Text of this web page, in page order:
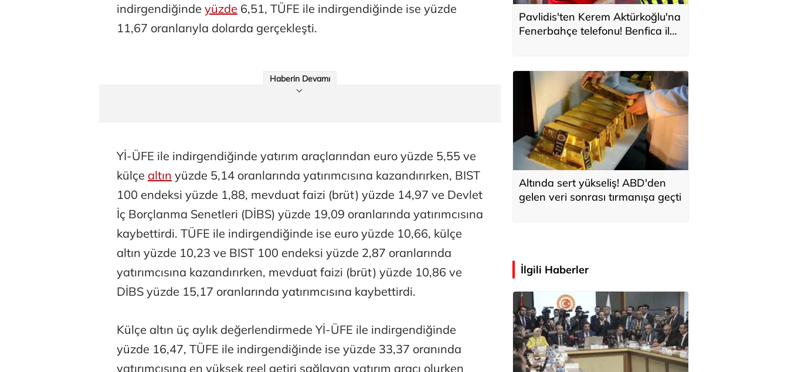
indirgendiğinde yüzde 6,51, TÜFE ile indirgendiğinde ise yüzde
11,67 oranlarıyla dolarda gerçekleşti.
Haberin Devamı
Yİ-ÜFE ile indirgendiğinde yatırım araçlarından euro yüzde 5,55 ve
külçe altın yüzde 5,14 oranlarında yatırımcısına kazandırırken, BIST
100 endeksi yüzde 1,88, mevduat faizi (brüt) yüzde 14,97 ve Devlet
İç Borçlanma Senetleri (DİBS) yüzde 19,09 oranlarında yatırımcısına
kaybettirdi. TÜFE ile indirgendiğinde ise euro yüzde 10,66, külçe
altın yüzde 10,23 ve BIST 100 endeksi yüzde 2,87 oranlarında
yatırımcısına kazandırırken, mevduat faizi (brüt) yüzde 10,86 ve
DİBS yüzde 15,17 oranlarında yatırımcısına kaybettirdi.
Külçe altın üç aylık değerlendirmede Yİ-ÜFE ile indirgendiğinde
yüzde 16,47, TÜFE ile indirgendiğinde ise yüzde 33,37 oranında
yatırımcısına en yüksek reel getiri sağlayan yatırım aracı olurken
Pavlidis'ten Kerem Aktürkoğlu'na
Fenerbahçe telefonu! Benfica ile
Altında sert yükseliş! ABD'den
gelen veri sonrası tırmanışa geçti
İlgili Haberler